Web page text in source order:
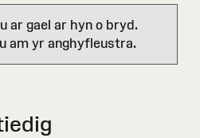
ar gael ar hyn o bryd.
am yr anghyfleustra.